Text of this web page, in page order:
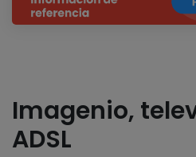
Imagenio,
ADSL